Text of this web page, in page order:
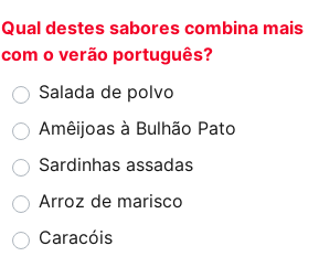
Qual destes sabores combina mais
com o verão português?
Salada de polvo
Amêijoas à Bulhão Pato
Sardinhas assadas
Arroz de marisco
Caracóis